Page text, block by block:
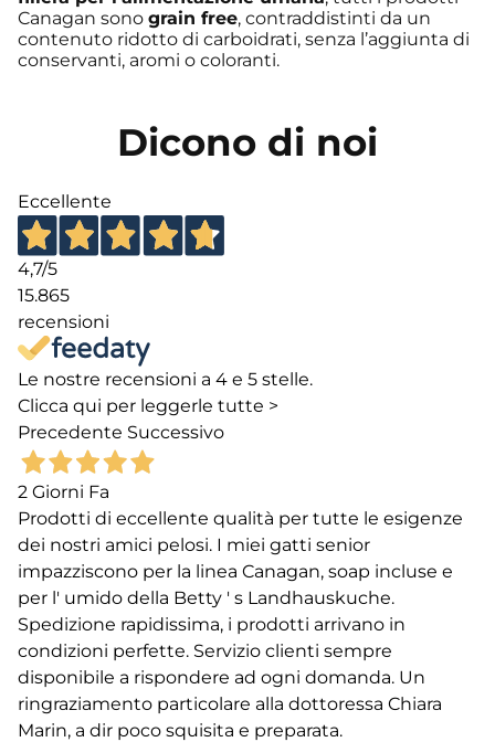
Canagan sono grain free, contraddistinti da un
contenuto ridotto di carboidrati, senza l’aggiunta di
conservanti, aromi o coloranti.
Dicono di noi
Eccellente
4,7/5
15.865
recensioni
Le nostre recensioni a 4 e 5 stelle.
Clicca qui per leggerle tutte >
Precedente Successivo
2 Giorni Fa
Prodotti di eccellente qualità per tutte le esigenze
dei nostri amici pelosi. I miei gatti senior
impazziscono per la linea Canagan, soap incluse e
per l' umido della Betty ' s Landhauskuche.
Spedizione rapidissima, i prodotti arrivano in
condizioni perfette. Servizio clienti sempre
disponibile a rispondere ad ogni domanda. Un
ringraziamento particolare alla dottoressa Chiara
Marin, a dir poco squisita e preparata.